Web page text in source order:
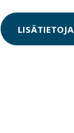
LISÄTIETOJA